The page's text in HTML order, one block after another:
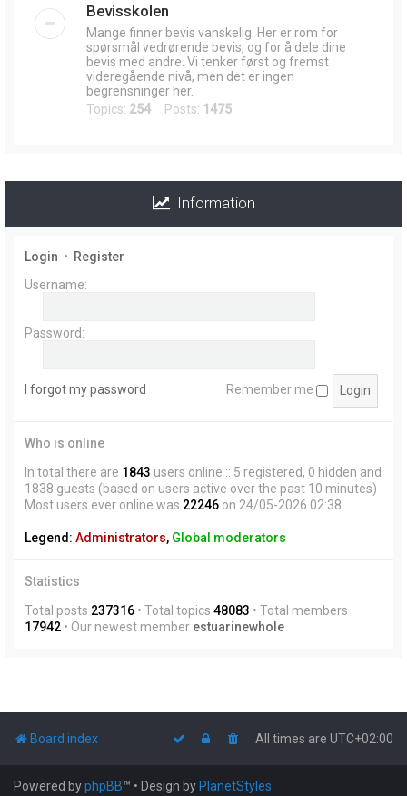
Bevisskolen
Mange finner bevis vanskelig. Her er rom for
spørsmål vedrørende bevis, og for å dele dine
bevis med andre. Vi tenker først og fremst
videregående nivå, men det er ingen
begrensninger her.
Topics: 254 Posts: 1475
Information
Login • Register
Username:
Password:
I forgot my password Remember me
Who is online
In total there are 1843 users online :: 5 registered, 0 hidden and
1838 guests (based on users active over the past 10 minutes)
Most users ever online was 22246 on 24/05-2026 02:38
Legend: Administrators, Global moderators
Statistics
Total posts 237316 • Total topics 48083 • Total members
17942 • Our newest member estuarinewhole
Board index All times are UTC+02:00
Powered byphpBB™ • Design by PlanetStyles